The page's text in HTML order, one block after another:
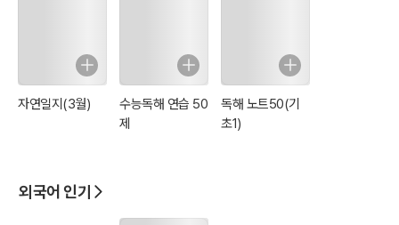
자연일지(3월)
수능독해 연습 50
제
독해 노트50(기
초1)
외국어 인기